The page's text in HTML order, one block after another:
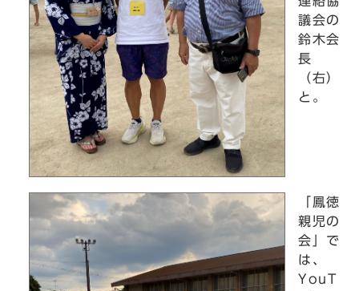
議会の
鈴木会
長
（右）
と。
「鳳徳
親児の
会」で
は、
YouT